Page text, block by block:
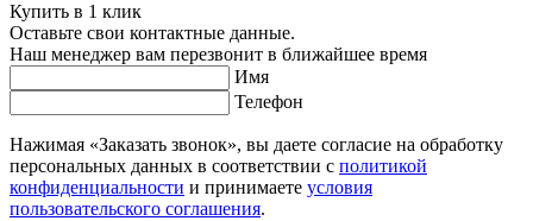
Купить в 1 клик
Оставьте свои контактные данные.
Наш менеджер вам перезвонит в ближайшее время
Имя
Телефон
Нажимая «Заказать звонок», вы даете согласие на обработку
персональных данных в соответствии с политикой
конфиденциальности и принимаете условия
пользовательского соглашения.